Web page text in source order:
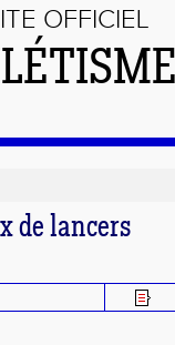
OFFICIEL
de lancers